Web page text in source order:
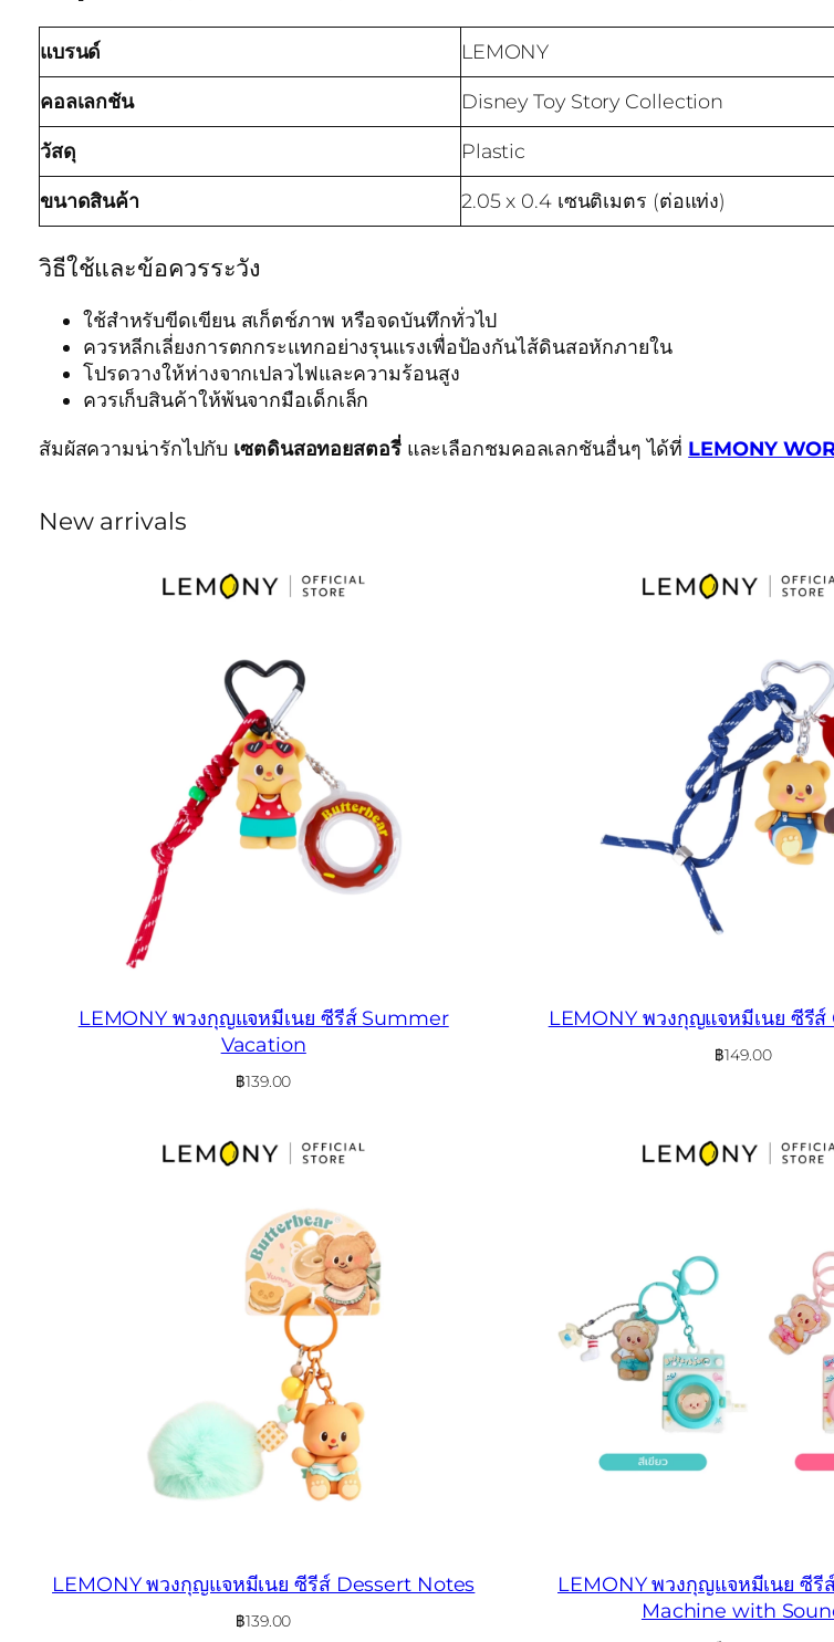
แบรนด์ LEMONY
คอลเลกชัน Disney Toy Story Collection
วัสดุ Plastic
ขนาดสินค้า 2.05 x 0.4 เซนติเมตร (ต่อแท่ง)
วิธีใช้และข้อควรระวัง
ใช้สำหรับขีดเขียน สเก็ตช์ภาพ หรือจดบันทึกทั่วไป
ควรหลีกเลี่ยงการตกกระแทกอย่างรุนแรงเพื่อป้องกันไส้ดินสอหักภายใน
โปรดวางให้ห่างจากเปลวไฟและความร้อนสูง
ควรเก็บสินค้าให้พ้นจากมือเด็กเล็ก
สัมผัสความน่ารักไปกับ เซตดินสอทอยสตอรี่และเลือกชมคอลเลกชันอื่นๆ ได้ที่ LEMONY
New arrivals
LEMONY พวงกุญแจหมีเนย ซีรีส์ Summer
Vacation
฿139.00
LEMONY พวงกุญแจหมีเนย ซีรี
฿149.00
LEMONY พวงกุญแจหมีเนย ซีรีส์ Dessert Notes
฿139.00
LEMONY พวงกุญแจหมีเนย ซีรี
Machine with